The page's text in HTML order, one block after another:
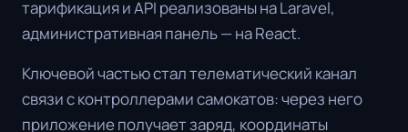
тарификация и API реализованы на Laravel,
административная панель — на React.
Ключевой частью стал телематический канал
связи с контроллерами самокатов: через него
приложение получает заряд, координаты